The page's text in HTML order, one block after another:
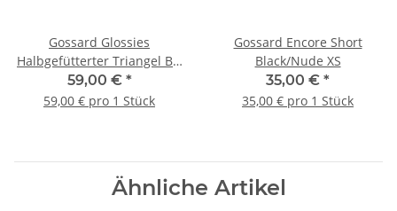
Gossard Glossies
Halbgefütterter Triangel BH
Sage 80 A
59,00 € *
59,00 € pro 1 Stück
Gossard Encore Short
Black/Nude XS
35,00 € *
35,00 € pro 1 Stück
Ähnliche Artikel